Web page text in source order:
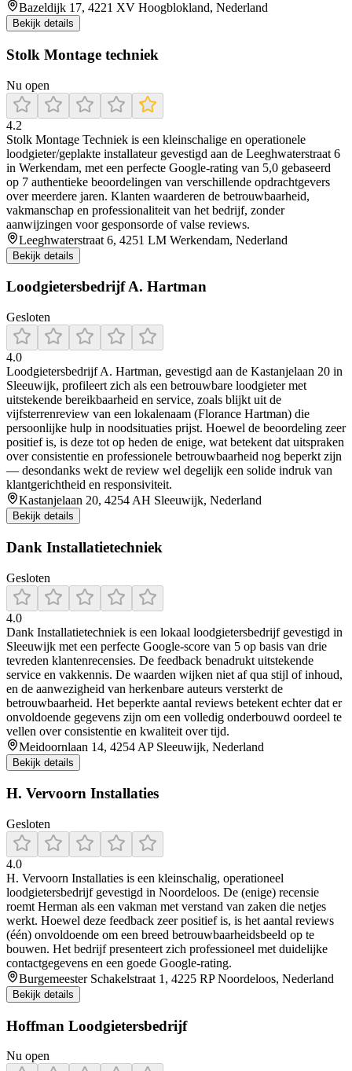
Bazeldijk 17, 4221 XV Hoogblokland, Nederland
Bekijk details
Stolk Montage techniek
Nu open
4.2
Stolk Montage Techniek is een kleinschalige en operationele
loodgieter/geplakte installateur gevestigd aan de Leeghwaterstraat 6
in Werkendam, met een perfecte Google-rating van 5,0 gebaseerd
op 7 authentieke beoordelingen van verschillende opdrachtgevers
over meerdere jaren. Klanten waarderen de betrouwbaarheid,
vakmanschap en professionaliteit van het bedrijf, zonder
aanwijzingen voor gesponsorde of valse reviews.
Leeghwaterstraat 6, 4251 LM Werkendam, Nederland
Bekijk details
Loodgietersbedrijf A. Hartman
Gesloten
4.0
Loodgietersbedrijf A. Hartman, gevestigd aan de Kastanjelaan 20 in
Sleeuwijk, profileert zich als een betrouwbare loodgieter met
uitstekende bereikbaarheid en service, zoals blijkt uit de
vijfsterrenreview van een lokalenaam (Florance Hartman) die
persoonlijke hulp in noodsituaties prijst. Hoewel de beoordeling zeer
positief is, is deze tot op heden de enige, wat betekent dat uitspraken
over consistentie en professionele betrouwbaarheid nog beperkt zijn
— desondanks wekt de review wel degelijk een solide indruk van
klantgerichtheid en responsiviteit.
Kastanjelaan 20, 4254 AH Sleeuwijk, Nederland
Bekijk details
Dank Installatietechniek
Gesloten
4.0
Dank Installatietechniek is een lokaal loodgietersbedrijf gevestigd in
Sleeuwijk met een perfecte Google-score van 5 op basis van drie
tevreden klantenrecensies. De feedback benadrukt uitstekende
service en vakkennis. De waarden wijken niet af qua stijl of inhoud,
en de aanwezigheid van herkenbare auteurs versterkt de
betrouwbaarheid. Het beperkte aantal reviews betekent echter dat er
onvoldoende gegevens zijn om een volledig onderbouwd oordeel te
vellen over consistentie en kwaliteit over tijd.
Meidoornlaan 14, 4254 AP Sleeuwijk, Nederland
Bekijk details
H. Vervoorn Installaties
Gesloten
4.0
H. Vervoorn Installaties is een kleinschalig, operationeel
loodgietersbedrijf gevestigd in Noordeloos. De (enige) recensie
roemt Herman als een vakman met verstand van zaken die netjes
werkt. Hoewel deze feedback zeer positief is, is het aantal reviews
(één) onvoldoende om een breed betrouwbaarheidsbeeld op te
bouwen. Het bedrijf presenteert zich professioneel met duidelijke
contactgegevens en een goede Google-rating.
Burgemeester Schakelstraat 1, 4225 RP Noordeloos, Nederland
Bekijk details
Hoffman Loodgietersbedrijf
Nu open